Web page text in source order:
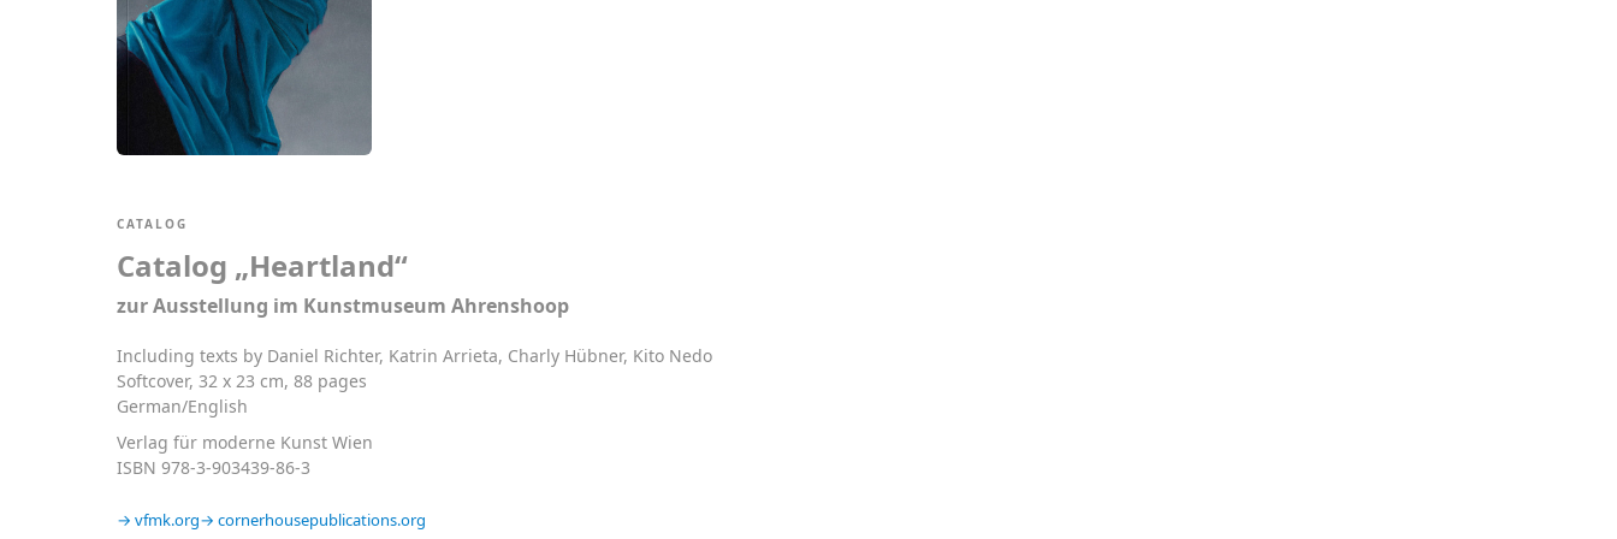
CATALOG
Catalog „Heartland“
zur Ausstellung im Kunstmuseum Ahrenshoop
Including texts by Daniel Richter, Katrin Arrieta, Charly Hübner, Kito Nedo
Softcover, 32 x 23 cm, 88 pages
German/English
Verlag für moderne Kunst Wien
ISBN 978-3-903439-86-3
vfmk.org cornerhousepublications.org